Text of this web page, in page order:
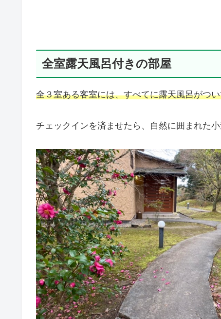
全室露天風呂付きの部屋
全３室ある客室には、すべてに露天風呂がつ
チェックインを済ませたら、自然に囲まれた